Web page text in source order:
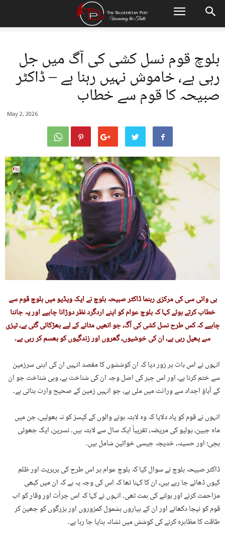
بلوچ قوم نسل کشی کی آگ میں جل
رہی ہے، خاموش نہیں رہنا ہے – ڈاکٹر
صبیحہ کا قوم سے خطاب
May 2, 2026
بی وائی سی کی مرکزی رہنما ڈاکٹر صبیحہ بلوچ نے ایک ویڈیو میں بلوچ قوم سے
خطاب کرتے ہوئے کہا کہ بلوچ عوام کو اپنے اردگرد نظر دوڑانا چاہیے اور یہ جاننا
چاہیے کہ کس طرح نسل کشی کی آگ، جو انھیں مٹانے کے لیے بھڑکائی گئی ہے، تیزی
سے پھیل رہی ہے، ان کی خوشیوں، گھروں اور زندگیوں کو بھسم کر رہی ہے۔
انہوں نے اس بات پر زور دیا کہ ان کوششوں کا مقصد انہیں ان کی اپنی سرزمین
سے ختم کرنا ہے، اور اس جبر کی اصل وجہ ان کی شناخت ہے، وہی شناخت جو ان
کے آباؤ اجداد سے وراثت میں ملی ہے، جو انہیں زمین کے صحیح وارث بناتی ہے۔
انہوں نے قوم کو یاد دلایا کہ وہ لاپتہ ہونے والوں کے کیسز کو نہ بھولیں، جن میں
ماہ جبین، پولیو کی مریضہ، تقریباً ایک سال سے لاپتہ ہیں۔ نسرین، ایک چھوٹی
بچی؛ اور حسینہ، خدیجہ جیسی خواتین شامل ہیں۔
ڈاکٹر صبیحہ بلوچ نے سوال کیا کہ بلوچ عوام پر اس طرح کی بربریت اور ظلم
کیوں ڈھائے جا رہے ہیں، ان کا کہنا تھا کہ اس کی وجہ یہ ہے کہ ان میں کبھی
مزاحمت کرنے اور بولنے کی ہمت تھی۔ انہوں نے کہا کہ اس جرأت اور وقار کو اب
قوم کو نیچا دکھانے اور ان کے پیاروں بشمول کمزوروں اور بزرگوں کو چھین کر
طاقت کا مظاہرہ کرنے کی کوشش میں نشانہ بنایا جا رہا ہے۔